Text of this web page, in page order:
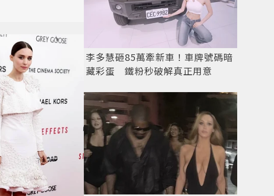
李多慧砸85萬牽新車！車牌號碼暗
藏彩蛋 鐵粉秒破解真正用意